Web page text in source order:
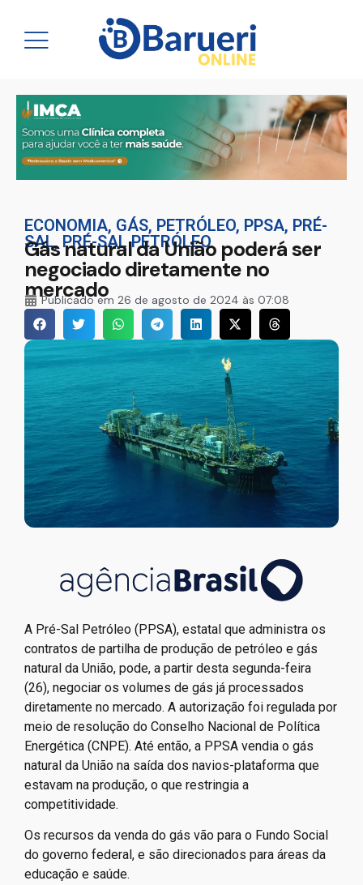
ECONOMIA, GÁS, PETRÓLEO, PPSA, PRÉ-
SAL, PRÉ-SAL PETRÓLEO
Gás natural da União poderá ser
negociado diretamente no
mercado
Publicado em 26 de agosto de 2024 às 07:08
A Pré-Sal Petróleo (PPSA), estatal que administra os
contratos de partilha de produção de petróleo e gás
natural da União, pode, a partir desta segunda-feira
(26), negociar os volumes de gás já processados
diretamente no mercado. A autorização foi regulada por
meio de resolução do Conselho Nacional de Política
Energética (CNPE). Até então, a PPSA vendia o gás
natural da União na saída dos navios-plataforma que
estavam na produção, o que restringia a
competitividade.
Os recursos da venda do gás vão para o Fundo Social
do governo federal, e são direcionados para áreas da
educação e saúde.